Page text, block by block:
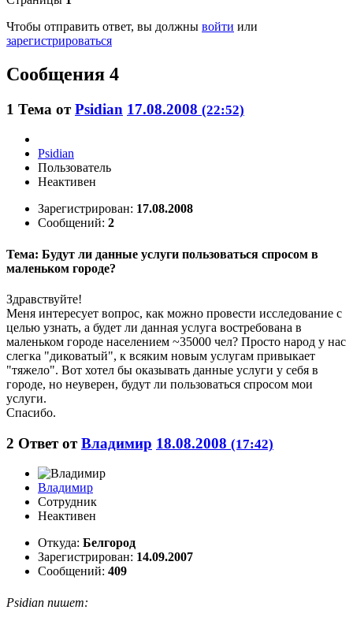
Чтобы отправить ответ, вы должны войти или
зарегистрироваться
Сообщения 4
1 Тема отPsidian 17.08.2008 (22:52)
Psidian
Пользователь
Неактивен
Зарегистрирован: 17.08.2008
Сообщений: 2
Тема: Будут ли данные услуги пользоваться спросом в
маленьком городе?
Здравствуйте!
Меня интересует вопрос, как можно провести исследование с
целью узнать, а будет ли данная услуга востребована в
маленьком городе населением ~35000 чел? Просто народ у нас
слегка "диковатый", к всяким новым услугам привыкает
"тяжело". Вот хотел бы оказывать данные услуги у себя в
городе, но неуверен, будут ли пользоваться спросом мои
услуги.
Спасибо.
2 Ответ отВладимир 18.08.2008 (17:42)
Владимир
Сотрудник
Неактивен
Откуда: Белгород
Зарегистрирован: 14.09.2007
Сообщений: 409
Psidian пишет: